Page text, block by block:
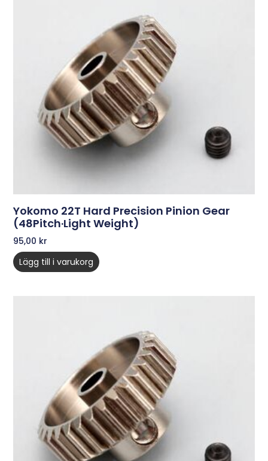
Yokomo 22T Hard Precision Pinion Gear
(48Pitch·Light Weight)
95,00 kr
Lägg till i varukorg